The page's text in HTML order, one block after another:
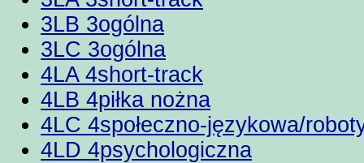
3LB 3ogólna
3LC 3ogólna
4LA 4short-track
4LB 4piłka nożna
4LC 4społeczno-językowa/
4LD 4psychologiczna